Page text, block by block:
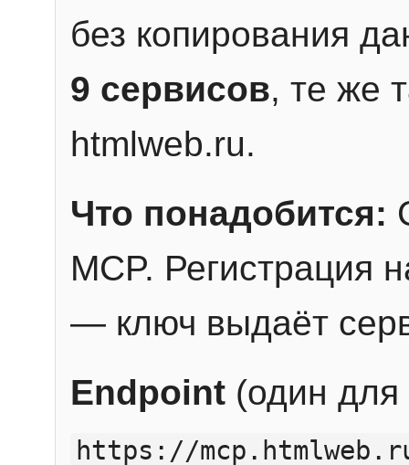
без копирования
9 сервисов, те же
htmlweb.ru.
Что понадобится:
MCP. Регистрация
— ключ выдаёт
Endpoint (один для
https://